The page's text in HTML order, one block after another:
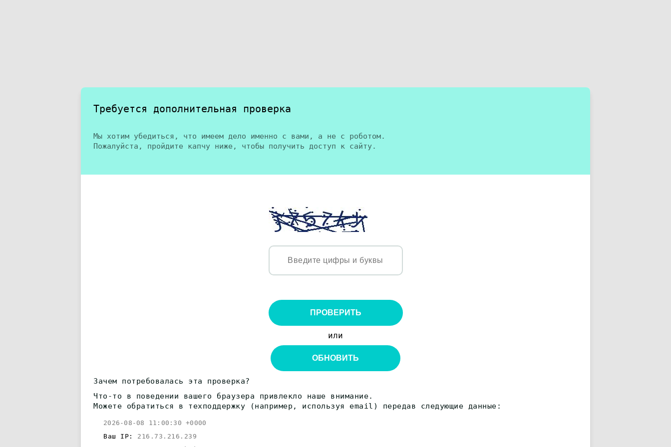
Требуется дополнительная проверка
Мы хотим убедиться, что имеем дело именно с вами, а не с роботом.
Пожалуйста, пройдите капчу ниже, чтобы получить доступ к сайту.
ПРОВЕРИТЬ
или
ОБНОВИТЬ
Зачем потребовалась эта проверка?
Что-то в поведении вашего браузера привлекло наше внимание.
Можете обратиться в техподдержку (например, используя email) передав следующие данные:
2026-08-08 11:00:30 +0000
Ваш IP: 216.73.216.239